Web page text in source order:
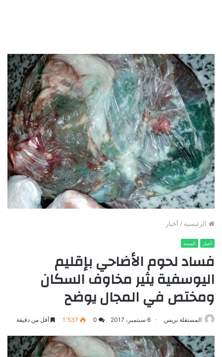
الرئيسية / أخبار
أخبار الصحة
فساد لحوم الأضاحي بإقليم
اليوسفية يثير مخاوف السكان
ومختص في المجال يوضح
المستقلة بريس 6 سبتمبر، 2017 0 1٬537 أقل من دقيقة